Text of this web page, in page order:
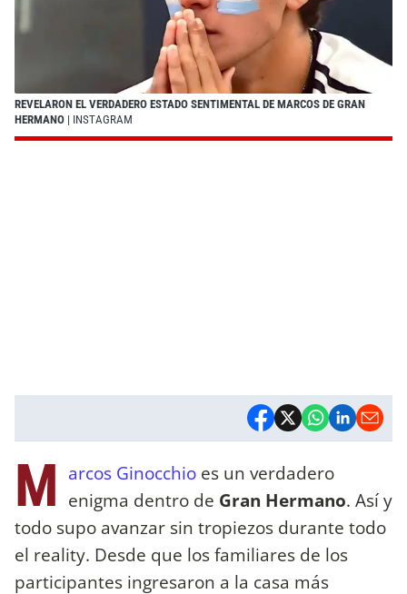
REVELARON EL VERDADERO ESTADO SENTIMENTAL DE MARCOS DE GRAN
HERMANO | INSTAGRAM
M arcos Ginocchio es un verdadero
enigma dentro de Gran Hermano. Así y
todo supo avanzar sin tropiezos durante todo
el reality. Desde que los familiares de los
participantes ingresaron a la casa más